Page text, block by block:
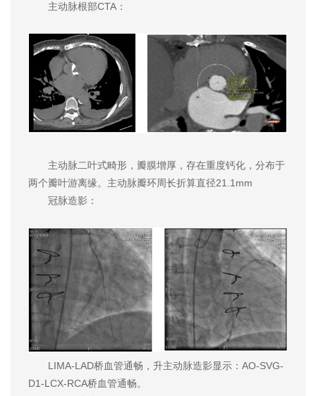
主动脉根部CTA：
主动脉二叶式畸形，瓣膜增厚，存在重度钙化，分布于
两个瓣叶游离缘。主动脉瓣环周长折算直径21.1mm
冠脉造影：
LIMA-LAD桥血管通畅，升主动脉造影显示：AO-SVG-
D1-LCX-RCA桥血管通畅。